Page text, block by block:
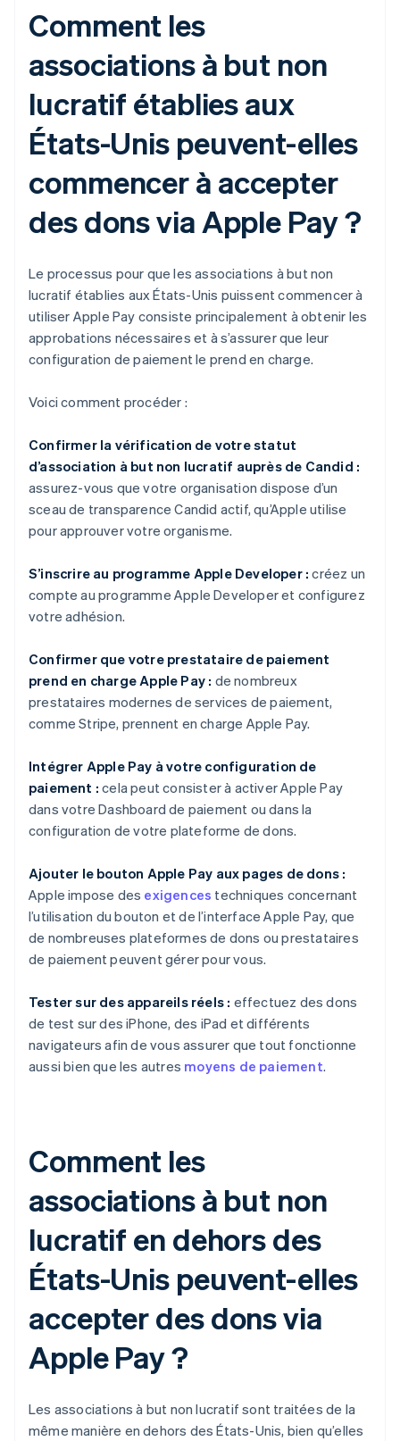
Comment les
associations à but non
lucratif établies aux
États-Unis peuvent-elles
commencer à accepter
des dons via Apple Pay ?
Le processus pour que les associations à but non
lucratif établies aux États-Unis puissent commencer à
utiliser Apple Pay consiste principalement à obtenir les
approbations nécessaires et à s’assurer que leur
configuration de paiement le prend en charge.
Voici comment procéder :
Confirmer la vérification de votre statut
d’association à but non lucratif auprès de Candid :
assurez-vous que votre organisation dispose d’un
sceau de transparence Candid actif, qu’Apple utilise
pour approuver votre organisme.
S’inscrire au programme Apple Developer : créez un
compte au programme Apple Developer et configurez
votre adhésion.
Confirmer que votre prestataire de paiement
prend en charge Apple Pay : de nombreux
prestataires modernes de services de paiement,
comme Stripe, prennent en charge Apple Pay.
Intégrer Apple Pay à votre configuration de
paiement : cela peut consister à activer Apple Pay
dans votre Dashboard de paiement ou dans la
configuration de votre plateforme de dons.
Ajouter le bouton Apple Pay aux pages de dons :
Apple impose des exigences techniques concernant
l’utilisation du bouton et de l’interface Apple Pay, que
de nombreuses plateformes de dons ou prestataires
de paiement peuvent gérer pour vous.
Tester sur des appareils réels : effectuez des dons
de test sur des iPhone, des iPad et différents
navigateurs afin de vous assurer que tout fonctionne
aussi bien que les autres moyens de paiement.
Comment les
associations à but non
lucratif en dehors des
États-Unis peuvent-elles
accepter des dons via
Apple Pay ?
Les associations à but non lucratif sont traitées de la
même manière en dehors des États-Unis, bien qu’elles